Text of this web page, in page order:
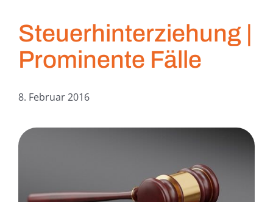
Steuerhinterziehung |
Prominente Fälle
8. Februar 2016